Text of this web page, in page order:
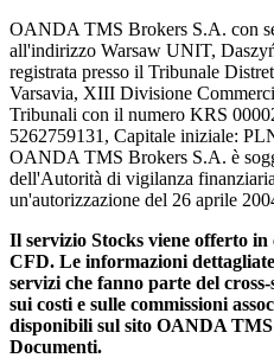
OANDA TMS Brokers S.A. con
all'indirizzo Warsaw UNIT,
registrata presso il Tribunale
Varsavia, XIII Divisione
Tribunali con il numero KRS
5262759131, Capitale iniziale:
OANDA TMS Brokers S.A. è
dell'Autorità di vigilanza
un'autorizzazione del 26 aprile
Il servizio Stocks viene offerto in
CFD. Le informazioni
servizi che fanno parte del
sui costi e sulle commissioni
disponibili sul sito OANDA TMS
Documenti.